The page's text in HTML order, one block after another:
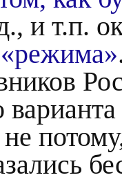
и т.п.
«режима»